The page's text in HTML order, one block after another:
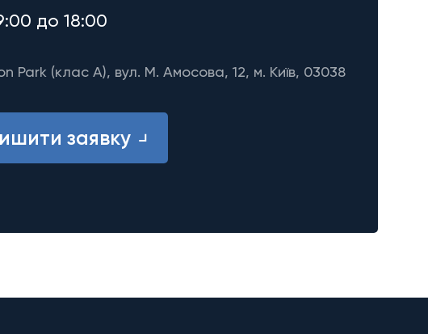
до 18:00
Park (клас A), вул. М. Амосова, 12, м. Київ, 03038
заявку